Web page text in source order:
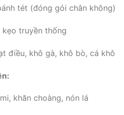
tét (đóng gói chân không)
kẹo truyền thống
điều, khô gà, khô bò, cá khô
khăn choàng, nón lá